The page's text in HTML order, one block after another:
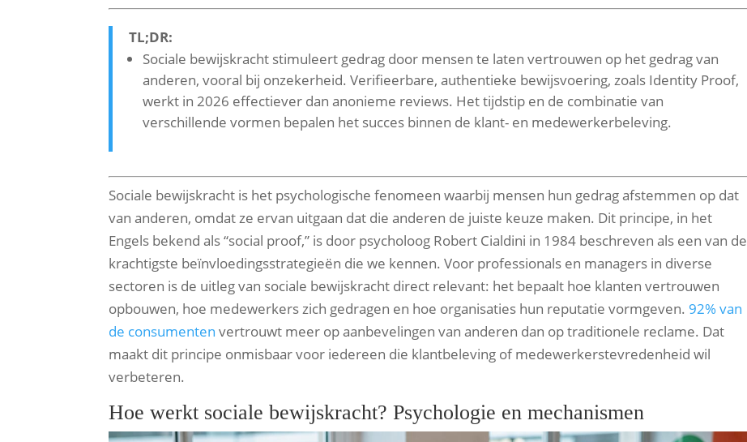
TL;DR:
Sociale bewijskracht stimuleert gedrag door mensen te laten vertrouwen op het gedrag van
anderen, vooral bij onzekerheid. Verifieerbare, authentieke bewijsvoering, zoals Identity Proof,
werkt in 2026 effectiever dan anonieme reviews. Het tijdstip en de combinatie van
verschillende vormen bepalen het succes binnen de klant- en medewerkerbeleving.
Sociale bewijskracht is het psychologische fenomeen waarbij mensen hun gedrag afstemmen op dat
van anderen, omdat ze ervan uitgaan dat die anderen de juiste keuze maken. Dit principe, in het
Engels bekend als “social proof,” is door psycholoog Robert Cialdini in 1984 beschreven als een van de
krachtigste beïnvloedingsstrategieën die we kennen. Voor professionals en managers in diverse
sectoren is de uitleg van sociale bewijskracht direct relevant: het bepaalt hoe klanten vertrouwen
opbouwen, hoe medewerkers zich gedragen en hoe organisaties hun reputatie vormgeven. 92% van
de consumenten vertrouwt meer op aanbevelingen van anderen dan op traditionele reclame. Dat
maakt dit principe onmisbaar voor iedereen die klantbeleving of medewerkerstevredenheid wil
verbeteren.
Hoe werkt sociale bewijskracht? Psychologie en mechanismen